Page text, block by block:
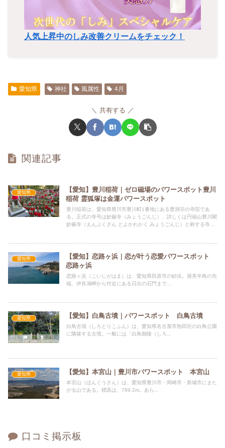
人気上昇中のしみ改善クリームをチェック！
愛知県 神社 風属性 4月
共有する
関連記事
愛知県
【愛知】豊川稲荷｜ゼロ磁場のパワースポット豊川
稲荷 霊狐塚は金運パワースポット
豊川稲荷は、愛知県豊川市豊川町1番地にある曹洞宗の寺院であ
る。正式の寺号は妙厳寺（みょうごんじ）、詳しくは円福山豊川閣
妙厳寺（えんぷくざん とよかわかく みょうごんじ）と称する寺院
愛知県
【愛知】恋路ヶ浜｜恋が叶う恋愛パワースポット
恋路ヶ浜
恋路ヶ浜（こいじがはま）は、愛知県田原市の砂浜。渥美半島の先
端、伊良湖岬から付近にある日出の石門まで...
愛知県 【愛知】白鳥古墳｜パワースポット 白鳥古墳
白鳥古墳（しろとりこふん）は、愛知県名古屋市熱田区の白鳥公園
に隣接する古墳。一般には「白鳥御陵（しろ...
愛知県 【愛知】本宮山｜豊川市パワースポット 本宮山
本宮山（ほんぐうさん）は、愛知県豊川市・岡崎市・新城市にまた
がる山である。標高は、789.2m。あら...
口コミ掲示板